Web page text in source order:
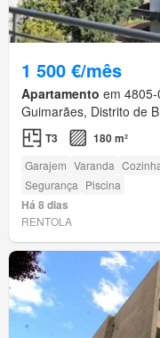
1 500 €/mês
Apartamento em
Guimarães, Distrito de
T3 180 m²
Garajem Varanda
Segurança Piscina
Há 8 dias
RENTOLA